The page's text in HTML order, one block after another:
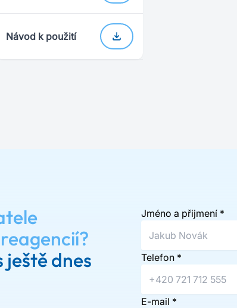
Návod k použití
dnes
Jméno a přijmení *
Telefon *
E-mail *